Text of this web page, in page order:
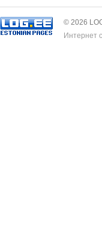
© 2026
Интернет